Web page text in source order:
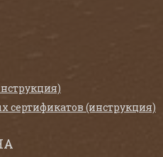
сертификатов (инструкция)